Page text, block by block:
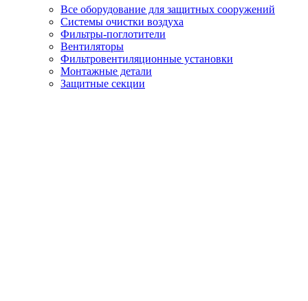
Все оборудование для защитных сооружений
Системы очистки воздуха
Фильтры-поглотители
Вентиляторы
Фильтровентиляционные установки
Монтажные детали
Защитные секции